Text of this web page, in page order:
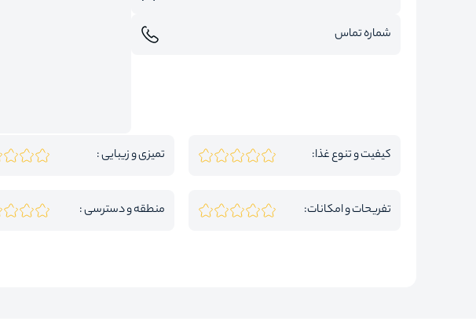
کیفیت و تنوع غذا: تمیزی و زیبایی :
تفریحات و امکانات: منطقه و دسترسی :